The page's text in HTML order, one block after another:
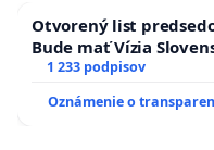
Otvorený list
Bude mať Vízia
1 233 podpisov
Oznámenie o